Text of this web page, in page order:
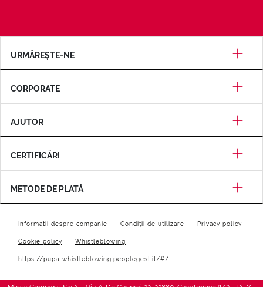
URMĂREȘTE-NE
CORPORATE
AJUTOR
CERTIFICĂRI
METODE DE PLATĂ
Informatii despre companie Condiții de utilizare Privacy policy
Cookie policy Whistleblowing
https://pupa-whistleblowing.peoplegest.it/#/